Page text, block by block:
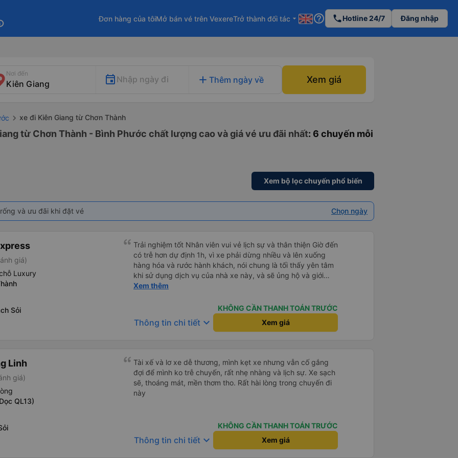
Đơn hàng của tôiMở bán vé trên VexereTrở thành đối tác arrow_drop_down help_outline phoneHotline 24/7 Đăng nhập
Nơi đến
Nhập ngày đi add Thêm ngày về Xem giá
xe đi Kiên Giang từ Chơn Thành
từ Chơn Thành - Bình Phước chất lượng cao và giá vé ưu đãi nhất: 6 chuyến mỗi
Xem bộ lọc chuyến phổ biến
và ưu đãi khi đặt vé Chọn ngày
giá)
Luxury
Sỏi
Trải nghiệm tốt Nhân viên vui vẻ lịch sự và thân thiện Giờ đến
có trễ hơn dự định 1h, vì xe phải dừng nhiều và lên xuống
hàng hóa và rước hành khách, nói chung là tối thấy yên tâm
khi sử dụng dịch vụ của nhà xe này, và sẽ ủng hộ và giới
thiệu cho người thân sử dụng dịch vụ của nhà xe này
Xem thêm
KHÔNG CẦN THANH TOÁN TRƯỚC
Thông tin chi tiết keyboard_arrow_down Xem giá
Linh
giá)
QL13)
Tài xế và lơ xe dễ thương, mình kẹt xe nhưng vẫn cố gắng
đợi để mình ko trễ chuyến, rất nhẹ nhàng và lịch sự. Xe sạch
sẽ, thoáng mát, mền thơm tho. Rất hài lòng trong chuyến đi
này
KHÔNG CẦN THANH TOÁN TRƯỚC
Thông tin chi tiết keyboard_arrow_down Xem giá